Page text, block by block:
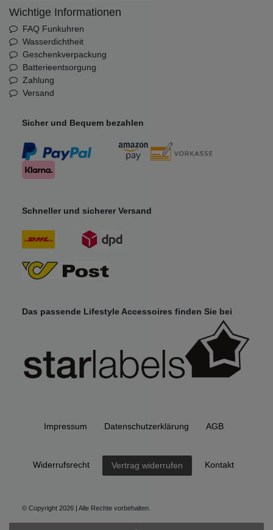
Wichtige Informationen
FAQ Funkuhren
Wasserdichtheit
Geschenkverpackung
Batterieentsorgung
Zahlung
Versand
Sicher und Bequem bezahlen
Schneller und sicherer Versand
Das passende Lifestyle Accessoires finden Sie bei
Impressum Daten­schutz­erklärung AGB
Widerrufs­recht Vertrag widerrufen Kontakt
© Copyright 2026 | Alle Rechte vorbehalten.